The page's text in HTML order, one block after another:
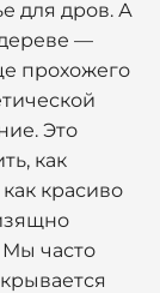
для дров. А
—
прохожего
Это
как
красиво
Мы часто